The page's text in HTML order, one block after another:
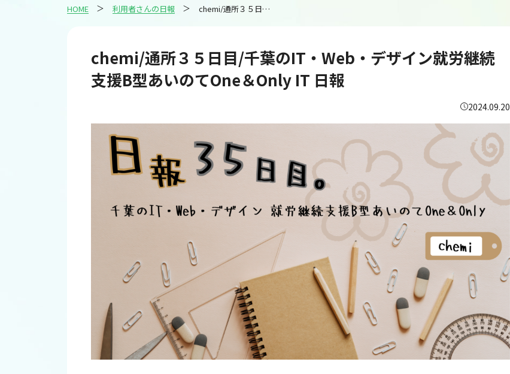
HOME 利用者さんの日報 chemi/通所３５日目/千葉のIT・Web・デザイン就労継続支援B型あいのてOne＆Only IT 日報
chemi/通所３５日目/千葉のIT・Web・デザイン就労継続
支援B型あいのてOne＆Only IT 日報
2024.09.20